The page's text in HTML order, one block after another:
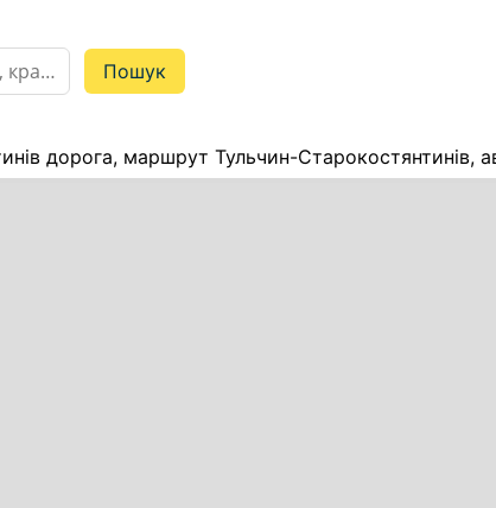
дорога, маршрут Тульчин-Старокостянтинів,